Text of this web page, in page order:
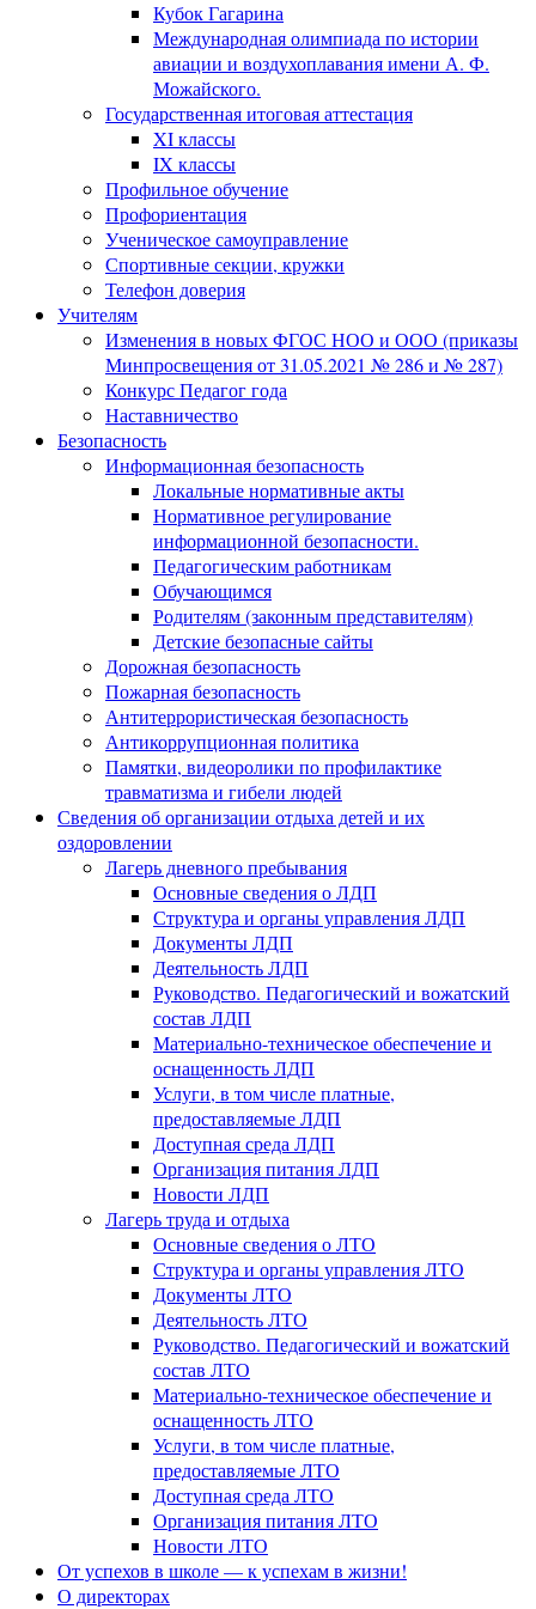
Кубок Гагарина
Международная олимпиада по истории
авиации и воздухоплавания имени А. Ф.
Можайского.
Государственная итоговая аттестация
XI классы
IX классы
Профильное обучение
Профориентация
Ученическое самоуправление
Спортивные секции, кружки
Телефон доверия
Учителям
Изменения в новых ФГОС НОО и ООО (приказы
Минпросвещения от 31.05.2021 № 286 и № 287)
Конкурс Педагог года
Наставничество
Безопасность
Информационная безопасность
Локальные нормативные акты
Нормативное регулирование
информационной безопасности.
Педагогическим работникам
Обучающимся
Родителям (законным представителям)
Детские безопасные сайты
Дорожная безопасность
Пожарная безопасность
Антитеррористическая безопасность
Антикоррупционная политика
Памятки, видеоролики по профилактике
травматизма и гибели людей
Сведения об организации отдыха детей и их
оздоровлении
Лагерь дневного пребывания
Основные сведения о ЛДП
Структура и органы управления ЛДП
Документы ЛДП
Деятельность ЛДП
Руководство. Педагогический и вожатский
состав ЛДП
Материально-техническое обеспечение и
оснащенность ЛДП
Услуги, в том числе платные,
предоставляемые ЛДП
Доступная среда ЛДП
Организация питания ЛДП
Новости ЛДП
Лагерь труда и отдыха
Основные сведения о ЛТО
Структура и органы управления ЛТО
Документы ЛТО
Деятельность ЛТО
Руководство. Педагогический и вожатский
состав ЛТО
Материально-техническое обеспечение и
оснащенность ЛТО
Услуги, в том числе платные,
предоставляемые ЛТО
Доступная среда ЛТО
Организация питания ЛТО
Новости ЛТО
От успехов в школе — к успехам в жизни!
О директорах